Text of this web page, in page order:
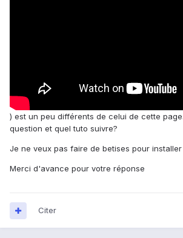
) est un peu différents de celui de cette
question et quel tuto suivre?
Je ne veux pas faire de betises pour installer
Merci d'avance pour votre réponse
Citer